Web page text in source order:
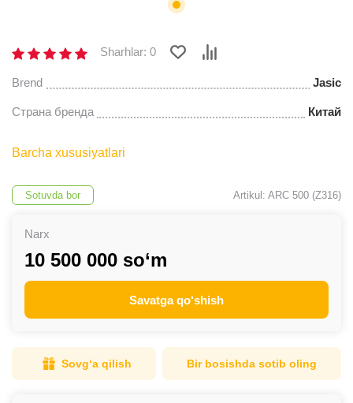
Sharhlar: 0
Brend Jasic
Страна бренда Китай
Barcha xususiyatlari
Sotuvda bor Artikul: ARC 500 (Z316)
Narx
10 500 000 so‘m
Savatga qo‘shish
Sovg‘a qilish Bir bosishda sotib oling